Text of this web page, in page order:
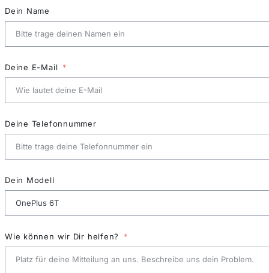
Dein Name
Deine E-Mail
Deine Telefonnummer
Dein Modell
Wie können wir Dir helfen?